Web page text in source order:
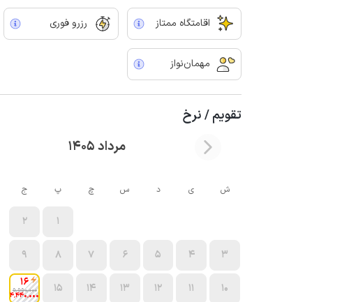
اقامتگاه ممتاز رزرو فوری
مهمان‌نواز
تقویم / نرخ
مرداد 1405
ش ی د س چ پ ج
1
2
3
4
5
6
7
8
9
10
11
12
13
14
15
16
5٬550٬000
4٬440٬000